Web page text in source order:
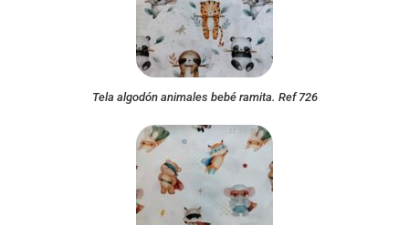
Tela algodón animales bebé ramita. Ref 726